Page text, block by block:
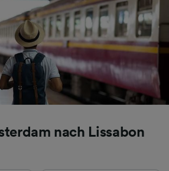
nach Lissabon
(Lieferanten)